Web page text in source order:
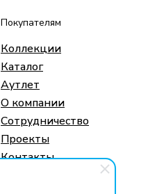
Покупателям
Коллекции
Каталог
Аутлет
О компании
Сотрудничество
Проекты
Контакты